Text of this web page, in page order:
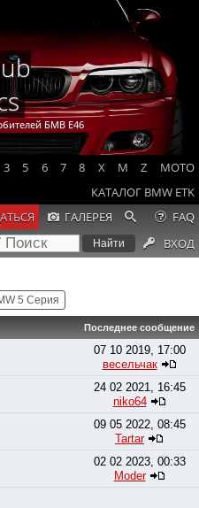
БМВ Е46
3 5 6 7 8 X M Z
MOTO
КАТАЛОГ BMW ETK
ГАЛЕРЕЯ
FAQ
ВХОД
5 Серия
Последнее сообщение
07 10 2019, 17:00
весельчак
24 02 2021, 16:45
niko64
09 05 2022, 08:45
Tartar
02 02 2023, 00:33
Moder